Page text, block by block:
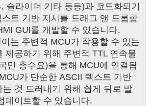
슬라이더 기타 등등)과 코드화되기
트 기반 지시를 드래그 앤 드롭함
GUI를 개발할 수 있습니다.
는 주변적 MCU가 작용할 수 있는
제공하기 위해 주변적 TTL 연속물
민 총수요)을 통해 MCU에 연결됩
가 단순한 ASCII 텍스트 기반
는 것 드러내기 위해 쉽게 뒤로 발
데이트할 수 있습니다.